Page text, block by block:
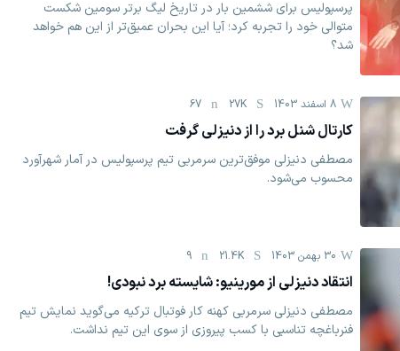
پرسپولیس برای ششمین بار در تاریخ لیگ برتر سومین شکست
متوالی خود را تجربه کرد؛ آیا این بحران عمیق‌تر از این هم خواهد
شد؟
8 اسفند 1403 27K
67
کارتال شنل برد را از دنیزلی گرفت
مصطفی دنیزلی موفق‌ترین سرمربی تیم پرسپولیس در آمار شهرآورد
محسوب می‌شود.
30 بهمن 1403 21.4K
9
انتقاد دنیزلی از مورینیو: شایسته برد نبودی!
مصطفی دنیزلی سرمربی کهنه کار فوتبال ترکیه می‌گوید نمایش تیم
فنرباغچه تناسبی با کسب پیروزی از سوی این تیم نداشت.